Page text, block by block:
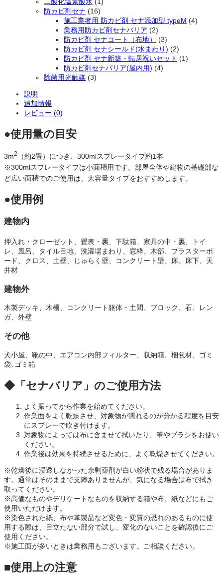
防カビ剤セナ (16)
施工業者用 防カビ剤 セナ添加型 typeM (4)
業務用防カビ剤セナバリア (2)
防カビ剤 セナコート（布地）
(3)
防カビ剤 セナシールド(水まわり) (2)
防カビ剤 セナ新築・転居祝いセット (1)
防カビ剤セナバリア(屋内用) (4)
除菌用光触媒 (3)
説明
追加情報
レビュー (0)
●使用量の目安
3m2
（約2畳）につき、300mlスプレータイプ約1本
※300mlスプレータイプは小面積用です。部屋全体や建物の基礎部な
ど広い面積でのご使用は、大容量タイプをおすすめします。
●使用例
建物内
押入れ・クローゼット、畳表・裏、下駄箱、家具の中・裏、トイ
レ、風呂、タイル目地、洗濯場まわり、窓枠、木部、プラスターボ
ード、クロス、土壁、じゅらく壁、コンクリート壁、床、床下、天
井材
建物外
木製デッキ、木柵、コンクリート躯体・土間、ブロック、石、レン
ガ、外壁
その他
犬小屋、靴の中、エアコン内部フィルター、収納箱、梱包材、ゴミ
袋､ゴミ箱
◆「セナバリア」のご使用方法
よく振ってから作業を始めてください。
作業面をよく乾燥させ、対象物が濡れるのが分かる程度を目安
にスプレーで吹き付けます。
対象物によっては布に含ませて拭いたり、筆やブラシをお使い
ください。
作業後は効果を持続させるために、よく乾燥させてください。
※乾燥後に浸透しなかった余剰薬剤が白い粉状で残る場合がありま
す。通常はそのままで支障ありませんが、気になる場合は布で拭き
取ってください。
※高価なものやデリケートなものを収納する箱や布、紙などにもご
使用いただけます。
※染色された紙、布や革製品など変色・変質の恐れのあるものに使
用する際は、目立たない部分で試し、変化のないことを確認後にご
使用ください。
※施工面が多いときは業務用もございます。ご相談ください。
■使用上の注意